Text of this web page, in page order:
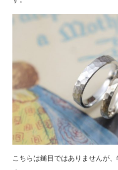
こちらは鎚目ではありませんが